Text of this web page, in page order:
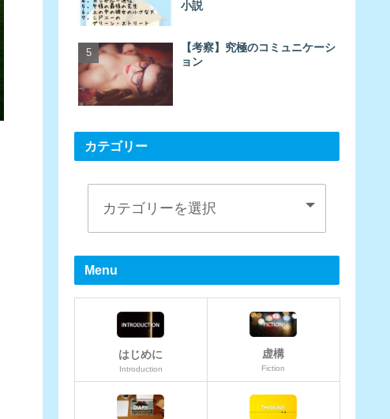
小説
【考察】究極のコミュニケーシ
ョン
カテゴリー
Menu
はじめに
Introduction
虚構
Fiction